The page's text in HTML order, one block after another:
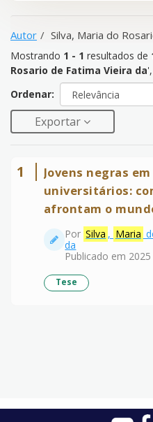
Autor Silva, Maria do
Mostrando 1 - 1 resultados de
Rosario de Fatima Vieira da'
Ordenar:
Exportar
1
Jovens negras
universitários:
afrontam o
Por Silva , Maria
da
Publicado em 2025
Tese